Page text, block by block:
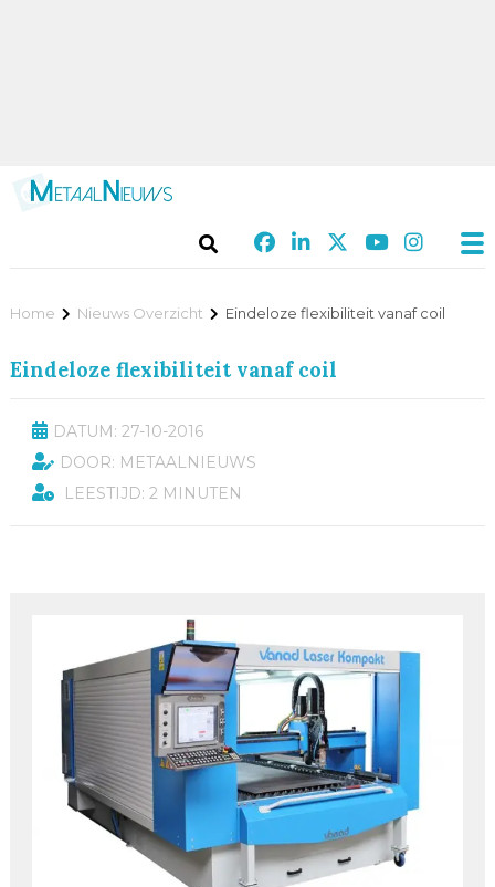
Home Nieuws Overzicht Eindeloze flexibiliteit vanaf coil
Eindeloze flexibiliteit vanaf coil
DATUM: 27-10-2016
DOOR: METAALNIEUWS
LEESTIJD: 2 MINUTEN